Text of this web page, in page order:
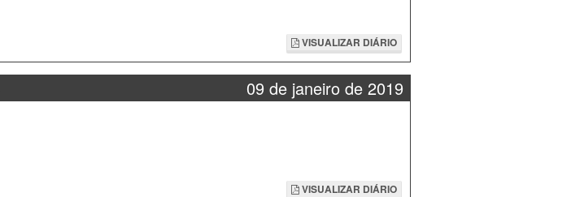
VISUALIZAR DIÁRIO
09 de janeiro de 2019
VISUALIZAR DIÁRIO